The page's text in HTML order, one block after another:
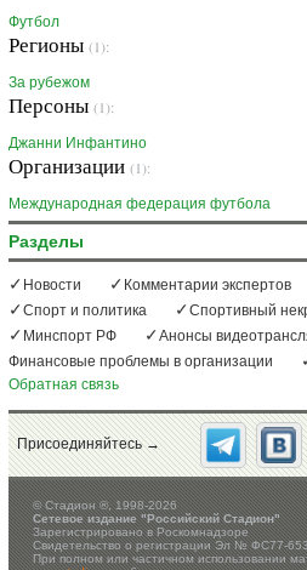
Футбол
Регионы (1):
За рубежом
Персоны (1):
Джанни Инфантино
Организации (1):
Международная федерация футбола
Разделы
Новости Комментарии экспертов
Спорт и политика
Спортивный
Минспорт РФ
Анонсы
Финансовые проблемы в организации
Обратная связь
Присоединяйтесь →
©Стадион ®, 1998-2026
Сетевое издание "Российский Стадион"
Зарегистрировано в Роскомнадзоре
Свидетельство о регистрации Эл № ФС77-
При полном или частичном использовании